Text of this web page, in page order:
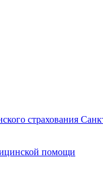
страхования
помощи